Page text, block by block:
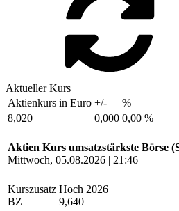
Aktueller Kurs
Aktienkurs in Euro +/-
%
8,020
0,000 0,00 %
Aktien Kurs umsatzstärkste Börse
Mittwoch, 05.08.2026 | 21:46
Kurszusatz
BZ
Hoch 2026
9,640